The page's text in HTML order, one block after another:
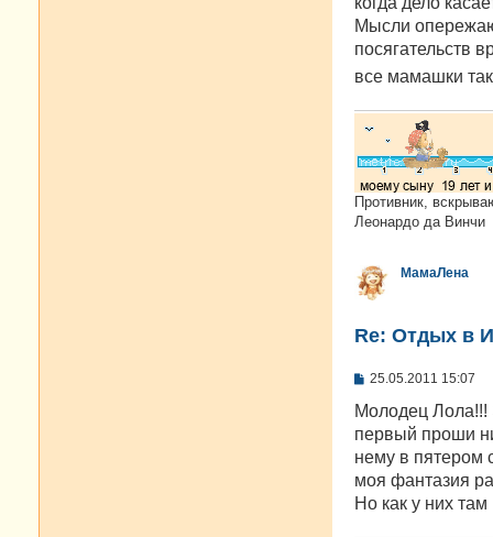
щ
е
и
Мысли
посягательств
все мамашки
Противник,
Леонардо да Винчи
МамаЛена
Re: Отдых в
С
о
щ
е
и
е
25.05.2011 15:07
Молодец Лола!!!
первый проши
нему в пятером
моя фантазия
Но как у них